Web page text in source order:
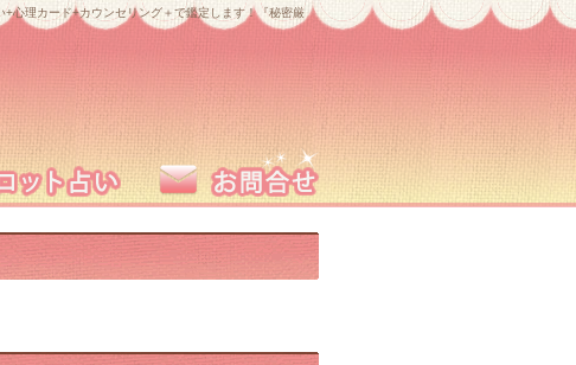
理カード+カウンセリング＋で鑑定します！『秘密厳